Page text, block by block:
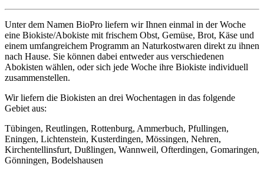
Unter dem Namen BioPro liefern wir Ihnen einmal in der Woche
eine Biokiste/Abokiste mit frischem Obst, Gemüse, Brot, Käse und
einem umfangreichem Programm an Naturkostwaren direkt zu ihnen
nach Hause. Sie können dabei entweder aus verschiedenen
Abokisten wählen, oder sich jede Woche ihre Biokiste individuell
zusammenstellen.
Wir liefern die Biokisten an drei Wochentagen in das folgende
Gebiet aus:
Tübingen, Reutlingen, Rottenburg, Ammerbuch, Pfullingen,
Eningen, Lichtenstein, Kusterdingen, Mössingen, Nehren,
Kirchentellinsfurt, Dußlingen, Wannweil, Ofterdingen, Gomaringen,
Gönningen, Bodelshausen